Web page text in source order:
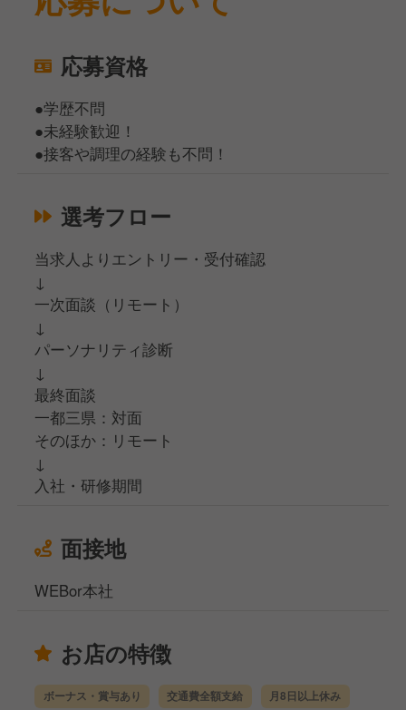
応募資格
●学歴不問
●未経験歓迎！
●接客や調理の経験も不問！
選考フロー
当求人よりエントリー・受付確認
↓
一次面談（リモート）
↓
パーソナリティ診断
↓
最終面談
一都三県：対面
そのほか：リモート
↓
入社・研修期間
面接地
WEBor本社
お店の特徴
ボーナス・賞与あり 交通費全額支給 月8日以上休み